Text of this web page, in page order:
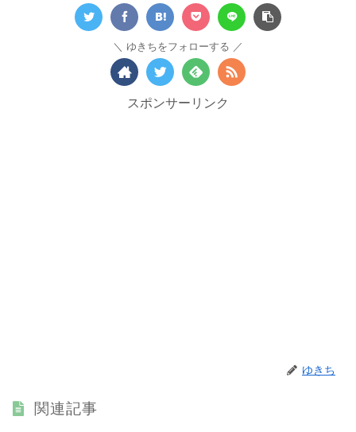
ゆきちをフォローする
スポンサーリンク
ゆきち
関連記事